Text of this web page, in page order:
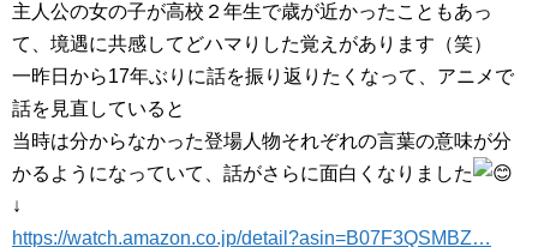
主人公の女の子が高校２年生で歳が近かったこともあっ
て、境遇に共感してどハマりした覚えがあります（笑）
一昨日から17年ぶりに話を振り返りたくなって、アニメで
話を見直していると
当時は分からなかった登場人物それぞれの言葉の意味が分
かるようになっていて、話がさらに面白くなりました
↓
https://watch.amazon.co.jp/detail?asin=B07F3QSMBZ…